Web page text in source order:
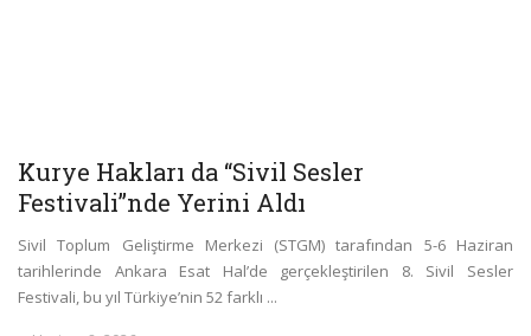
Kurye Hakları da “Sivil Sesler
Festivali”nde Yerini Aldı
Sivil Toplum Geliştirme Merkezi (STGM) tarafından 5-6 Haziran
tarihlerinde Ankara Esat Hal’de gerçekleştirilen 8. Sivil Sesler
Festivali, bu yıl Türkiye’nin 52 farklı ...